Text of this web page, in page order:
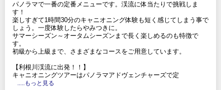
パノラマで一番の定番メニューです。渓流に体当たりで挑戦しま
す！
楽しすぎて1時間30分のキャニオニング体験も短く感じてしまう事で
しょう。一度体験したらやみつきに。
サマーシーズン～オータムシーズンまで長く楽しめるのも特徴で
す。
初級から上級まで、さまざまなコースをご用意しています。
【利根川渓流に出発！！】
キャニオニングツアーはパノラマアドヴェンチャーズで定
.....もっと見る